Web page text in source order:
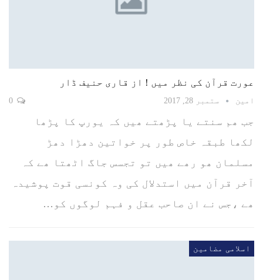
عورت قرآن کی نظر میں ! از قاری حنیف ڈار
امین ستمبر 28, 2017
جب ھم سنتے یا پڑھتے ھیں کہ یورپ کا پڑھا
لکھا طبقہ خاص طور پر خواتین دھڑا دھڑ
مسلمان ھو رھے ھیں تو تجسس جاگ اٹھتا ھے کہ
آخر قرآن میں استدلال کی وہ کونسی قوت پوشیدہ
ھے ،جس نے ان صاحب عقل و فہم لوگوں کو…
اسلامی مضامین